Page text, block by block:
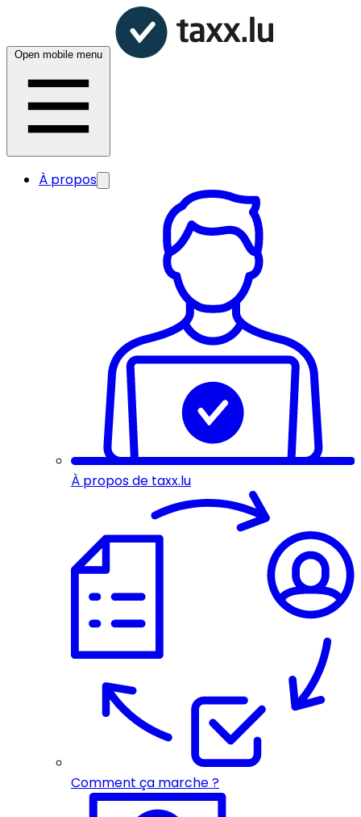
Open mobile menu
À propos
À propos de taxx.lu
Comment ça marche ?